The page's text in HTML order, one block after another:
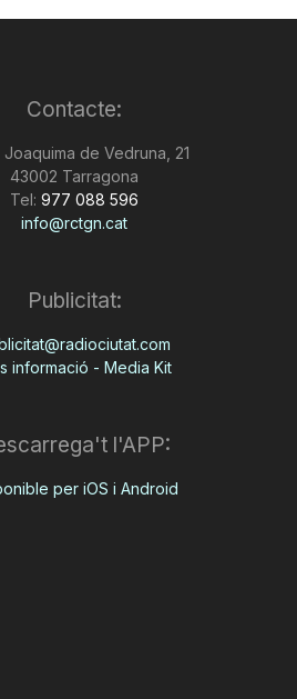
Contacte:
Joaquima de Vedruna, 21
43002 Tarragona
Tel: 977 088 596
info@rctgn.cat
Publicitat:
informació - Media Kit
l'APP:
per iOS i Android